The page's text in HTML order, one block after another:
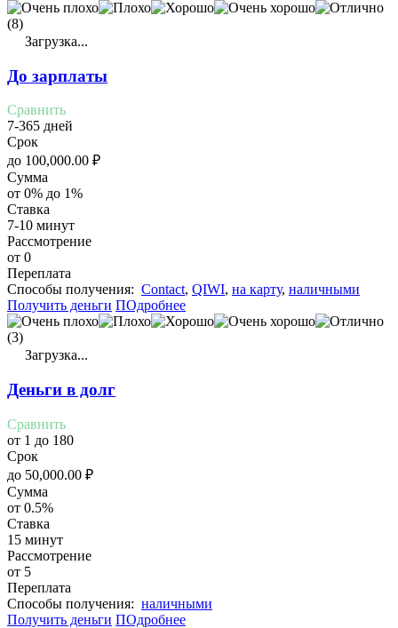
(8)
Загрузка...
До зарплаты
Сравнить
7-365 дней
Срок
до 100,000.00 ₽
Сумма
от 0% до 1%
Ставка
7-10 минут
Рассмотрение
от 0
Переплата
Cпособы получения: Contact, QIWI, на карту, наличными
Получить деньги ПОдробнее
(3)
Загрузка...
Деньги в долг
Сравнить
от 1 до 180
Срок
до 50,000.00 ₽
Сумма
от 0.5%
Ставка
15 минут
Рассмотрение
от 5
Переплата
Cпособы получения: наличными
Получить деньги ПОдробнее